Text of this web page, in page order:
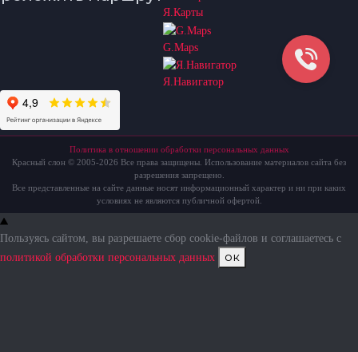
Я.Карты
G.Maps
Я.Навигатор
Политика в отношении обработки персональных данных
Красный слон © 2005-2026 Все права защищены. Использование материалов сайта без
разрешения запрещено.
Все представленные на сайте данные носят информационный характер и ни при каких
условиях не являются публичной офертой.
Пользуясь сайтом, вы разрешаете сбор cookie-файлов и соглашаетесь с
политикой обработки персональных данных
ок